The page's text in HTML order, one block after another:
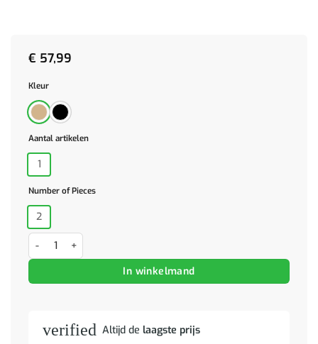
€ 57,99
Kleur
Aantal artikelen
1
Number of Pieces
2
2-delige Badkamermeubelset bewerkt hout eikenkleurig aantal
In winkelmand
verified Altijd de laagste prijs